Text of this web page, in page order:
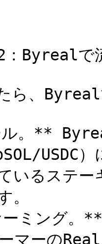
Byrealで
ら、
。** Byreal
USDC
いるステ
。
ミング。**
マーの